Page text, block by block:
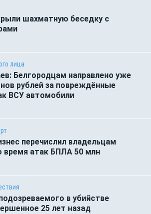
шахматную беседку с
лица
Белгородцам направлено уже
рублей за повреждённые
ВСУ автомобили
перечислил владельцам
время атак БПЛА 50 млн
в убийстве
25 лет назад